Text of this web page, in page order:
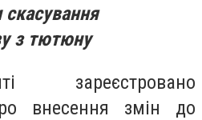
скасування
з тютюну
зареєстровано
внесення змін до